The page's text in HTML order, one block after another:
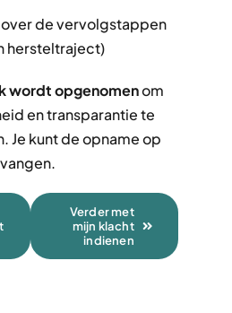
de vervolgstappen
hersteltraject)
wordt opgenomenom
en transparantie te
Je kunt de opname op
Verder met
mijn klacht
indienen